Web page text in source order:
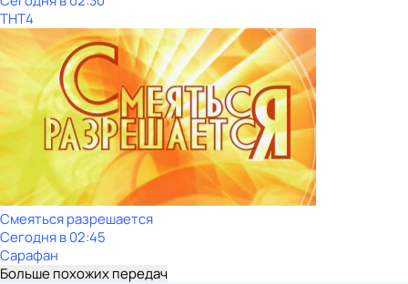
ТНТ4
Смеяться разрешается
Сегодня в 02:45
Сарафан
Больше похожих передач